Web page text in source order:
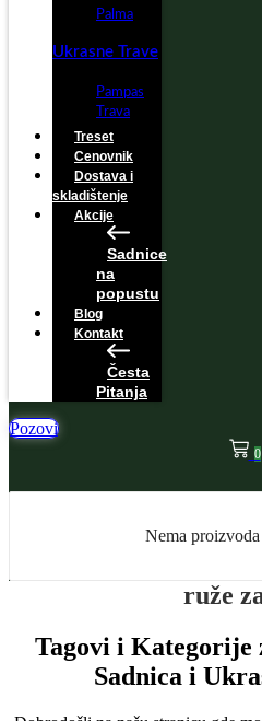
Palma
Ukrasne Trave
Pampas
Trava
Treset
Cenovnik
Dostava i
skladištenje
Akcije
Sadnice
na
popustu
Blog
Kontakt
Česta
Pitanja
Pozovi
0
Nema
ruže
Tagovi i Kategorije
Sadnica i